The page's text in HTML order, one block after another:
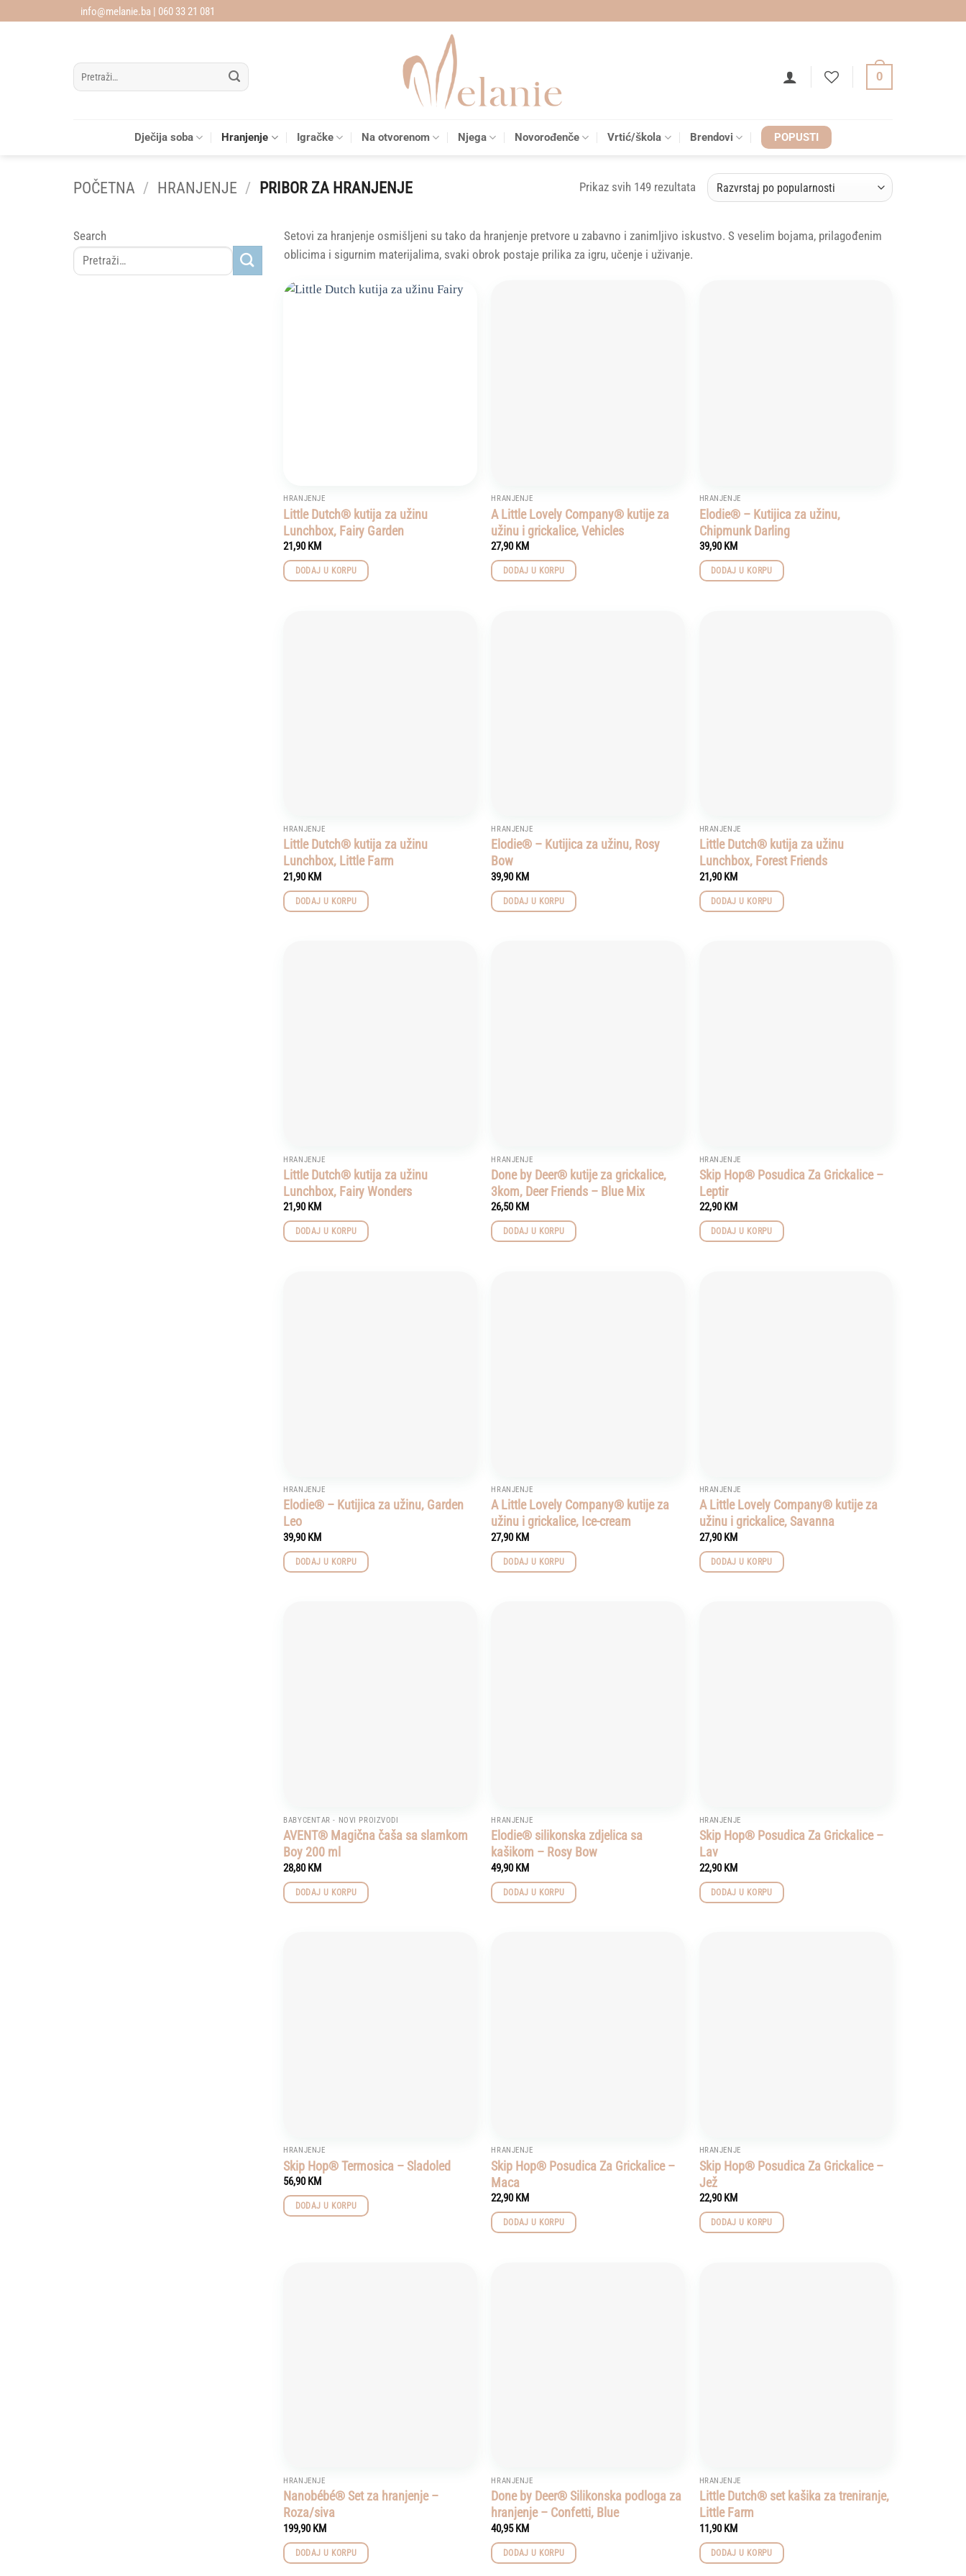
info@melanie.ba | 060 33 21 081
Pretraži:
0
Dječija soba Hranjenje Igračke Na otvorenom Njega Novorođenče Vrtić/škola Brendovi POPUSTI
POČETNA / HRANJENJE / PRIBOR ZA HRANJENJE Prikaz svih 149 rezultataSorted
Search
Setovi za hranjenje osmišljeni su tako da hranjenje pretvore u zabavno i zanimljivo iskustvo. S veselim bojama, prilagođenim
oblicima i sigurnim materijalima, svaki obrok postaje prilika za igru, učenje i uživanje.
HRANJENJE
Little Dutch® kutija za užinu
Lunchbox, Fairy Garden
21,90KM
DODAJ U KORPU
HRANJENJE
A Little Lovely Company® kutije za
užinu i grickalice, Vehicles
27,90KM
DODAJ U KORPU
HRANJENJE
Elodie® – Kutijica za užinu,
Chipmunk Darling
39,90KM
DODAJ U KORPU
HRANJENJE
Little Dutch® kutija za užinu
Lunchbox, Little Farm
21,90KM
DODAJ U KORPU
HRANJENJE
Elodie® – Kutijica za užinu, Rosy
Bow
39,90KM
DODAJ U KORPU
HRANJENJE
Little Dutch® kutija za užinu
Lunchbox, Forest Friends
21,90KM
DODAJ U KORPU
HRANJENJE
Little Dutch® kutija za užinu
Lunchbox, Fairy Wonders
21,90KM
DODAJ U KORPU
HRANJENJE
Done by Deer® kutije za grickalice,
3kom, Deer Friends – Blue Mix
26,50KM
DODAJ U KORPU
HRANJENJE
Skip Hop® Posudica Za Grickalice –
Leptir
22,90KM
DODAJ U KORPU
HRANJENJE
Elodie® – Kutijica za užinu, Garden
Leo
39,90KM
DODAJ U KORPU
HRANJENJE
A Little Lovely Company® kutije za
užinu i grickalice, Ice-cream
27,90KM
DODAJ U KORPU
HRANJENJE
A Little Lovely Company® kutije za
užinu i grickalice, Savanna
27,90KM
DODAJ U KORPU
BABYCENTAR - NOVI PROIZVODI
AVENT® Magična čaša sa slamkom
Boy 200 ml
28,80KM
DODAJ U KORPU
HRANJENJE
Elodie® silikonska zdjelica sa
kašikom – Rosy Bow
49,90KM
DODAJ U KORPU
HRANJENJE
Skip Hop® Posudica Za Grickalice –
Lav
22,90KM
DODAJ U KORPU
HRANJENJE
Skip Hop® Termosica – Sladoled
56,90KM
DODAJ U KORPU
HRANJENJE
Skip Hop® Posudica Za Grickalice –
Maca
22,90KM
DODAJ U KORPU
HRANJENJE
Skip Hop® Posudica Za Grickalice –
Jež
22,90KM
DODAJ U KORPU
HRANJENJE
Nanobébé® Set za hranjenje –
Roza/siva
199,90KM
DODAJ U KORPU
HRANJENJE
Done by Deer® Silikonska podloga za
hranjenje – Confetti, Blue
40,95KM
DODAJ U KORPU
HRANJENJE
Little Dutch® set kašika za treniranje,
Little Farm
11,90KM
DODAJ U KORPU